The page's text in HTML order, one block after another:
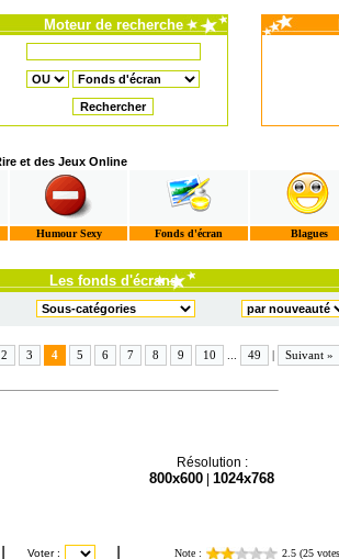
Moteur de recherche
et des Jeux Online
Humour Sexy Fonds d'écran Blagues
Les fonds d'écrans
2 3 4 5 6 7 8 9 10 49 | Suivant »
Résolution :
800x600 1024x768